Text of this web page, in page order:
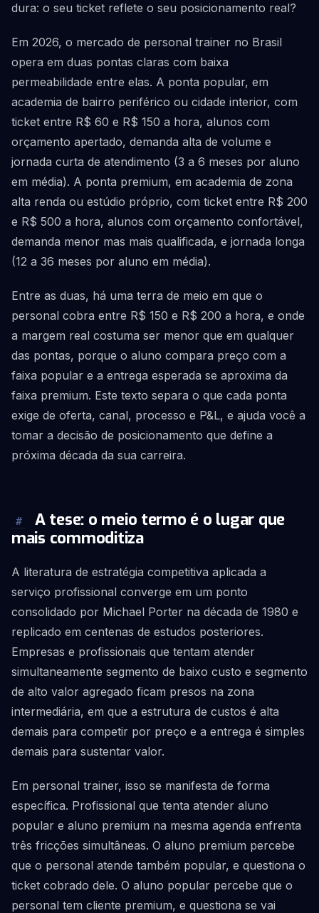
dura: o seu ticket reflete o seu posicionamento real?
Em 2026, o mercado de personal trainer no Brasil
opera em duas pontas claras com baixa
permeabilidade entre elas. A ponta popular, em
academia de bairro periférico ou cidade interior, com
ticket entre R$ 60 e R$ 150 a hora, alunos com
orçamento apertado, demanda alta de volume e
jornada curta de atendimento (3 a 6 meses por aluno
em média). A ponta premium, em academia de zona
alta renda ou estúdio próprio, com ticket entre R$ 200
e R$ 500 a hora, alunos com orçamento confortável,
demanda menor mas mais qualificada, e jornada longa
(12 a 36 meses por aluno em média).
Entre as duas, há uma terra de meio em que o
personal cobra entre R$ 150 e R$ 200 a hora, e onde
a margem real costuma ser menor que em qualquer
das pontas, porque o aluno compara preço com a
faixa popular e a entrega esperada se aproxima da
faixa premium. Este texto separa o que cada ponta
exige de oferta, canal, processo e P&L, e ajuda você a
tomar a decisão de posicionamento que define a
próxima década da sua carreira.
#
A tese: o meio termo é o lugar que
mais commoditiza
A literatura de estratégia competitiva aplicada a
serviço profissional converge em um ponto
consolidado por Michael Porter na década de 1980 e
replicado em centenas de estudos posteriores.
Empresas e profissionais que tentam atender
simultaneamente segmento de baixo custo e segmento
de alto valor agregado ficam presos na zona
intermediária, em que a estrutura de custos é alta
demais para competir por preço e a entrega é simples
demais para sustentar valor.
Em personal trainer, isso se manifesta de forma
específica. Profissional que tenta atender aluno
popular e aluno premium na mesma agenda enfrenta
três fricções simultâneas. O aluno premium percebe
que o personal atende também popular, e questiona o
ticket cobrado dele. O aluno popular percebe que o
personal tem cliente premium, e questiona se vai